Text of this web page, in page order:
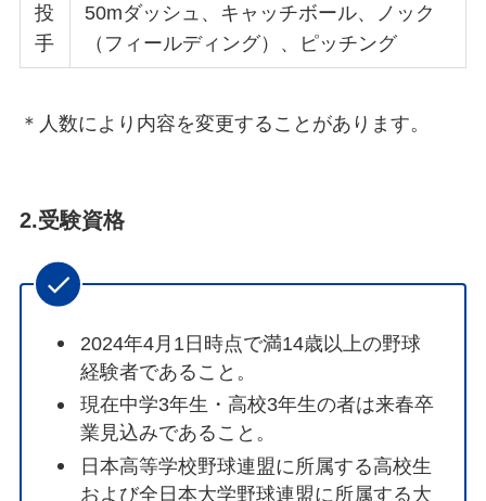
投
手
50mダッシュ、キャッチボール、ノック
（フィールディング）、ピッチング
＊人数により内容を変更することがあります。
2.受験資格
2024年4月1日時点で満14歳以上の野球
経験者であること。
現在中学3年生・高校3年生の者は来春卒
業見込みであること。
日本高等学校野球連盟に所属する高校生
および全日本大学野球連盟に所属する大